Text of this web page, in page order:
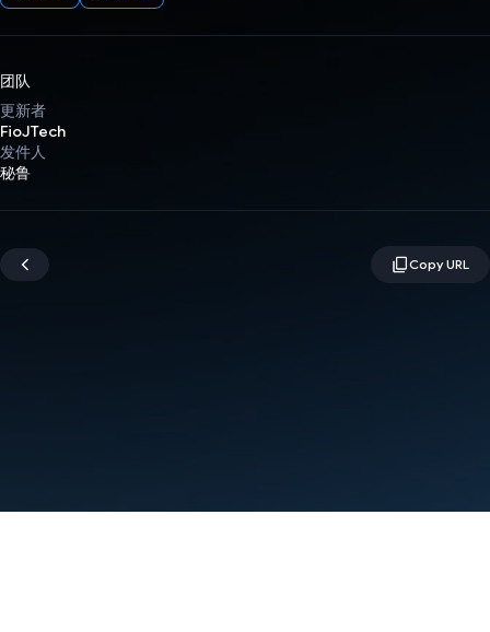
团队
更新者
FioJTech
发件人
秘鲁